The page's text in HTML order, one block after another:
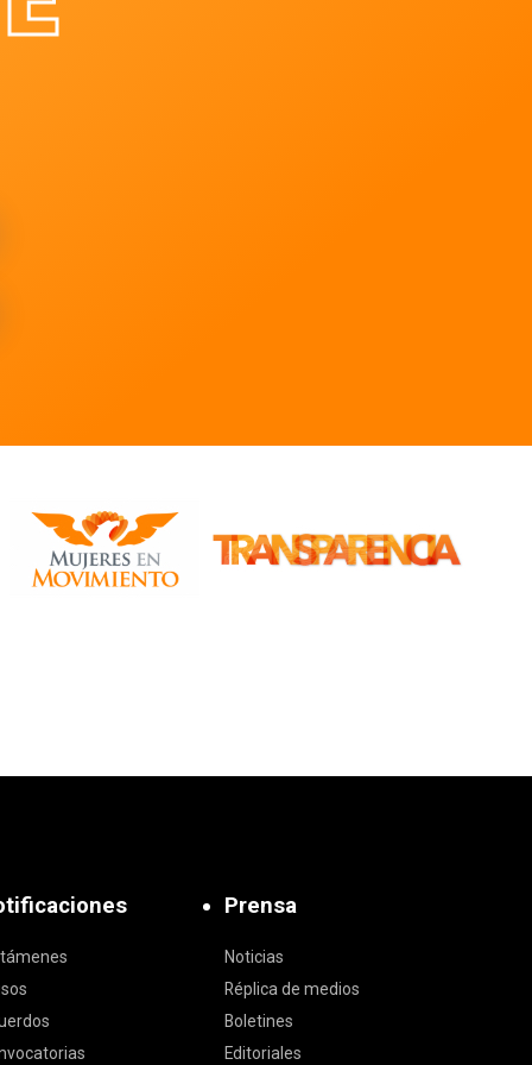
Prensa
Noticias
Réplica de medios
Boletines
Editoriales